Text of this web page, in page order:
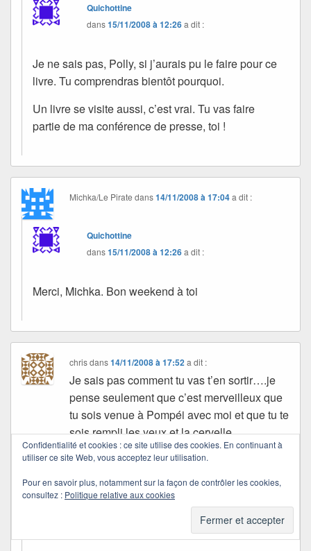
Quichottine
dans15/11/2008 à 12:26a dit :
Je ne sais pas, Polly, si j’aurais pu le faire pour ce
livre. Tu comprendras bientôt pourquoi.
Un livre se visite aussi, c’est vrai. Tu vas faire
partie de ma conférence de presse, toi !
Michka/Le Pirate dans14/11/2008 à 17:04 a dit :
Quichottine
dans15/11/2008 à 12:26a dit :
Merci, Michka. Bon weekend à toi
chrisdans14/11/2008 à 17:52 a dit :
Je sais pas comment tu vas t’en sortir….je
pense seulement que c’est merveilleux que
tu sois venue à Pompéi avec moi et que tu te
sois rempli les yeux et la cervelle
d’impressions perso toutes perso , aidée par
Flavia….
a dit :
Confidentialité et cookies : ce site utilise des cookies. En continuant à
utiliser ce site Web, vous acceptez leur utilisation.
Pour en savoir plus, notamment sur la façon de contrôler les cookies,
consultez : Politique relative aux cookies